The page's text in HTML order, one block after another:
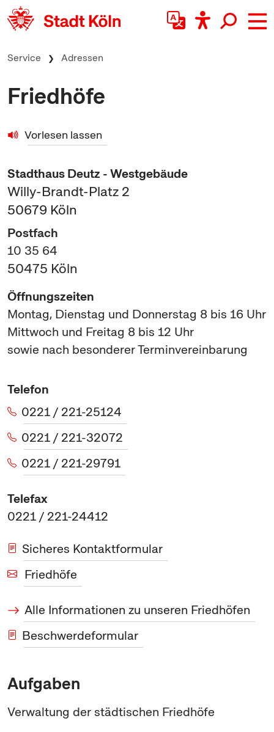
zum Inhalt springen
Service Adressen
Friedhöfe
Vorlesen lassen
Stadthaus Deutz - Westgebäude
Willy-Brandt-Platz 2
50679 Köln
Postfach
10 35 64
50475 Köln
Öffnungszeiten
Montag, Dienstag und Donnerstag 8 bis 16 Uhr
Mittwoch und Freitag 8 bis 12 Uhr
sowie nach besonderer Terminvereinbarung
Telefon
0221 / 221-25124
0221 / 221-32072
0221 / 221-29791
Telefax
0221 / 221-24412
Sicheres Kontaktformular
Friedhöfe
Alle Informationen zu unseren Friedhöfen
Beschwerdeformular
Aufgaben
Verwaltung der städtischen Friedhöfe